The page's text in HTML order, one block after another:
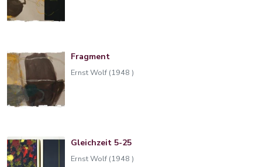
Fragment
Ernst Wolf (1948 )
Gleichzeit 5-25
Ernst Wolf (1948 )